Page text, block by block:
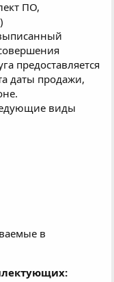
ПО,
предоставляется
даты продажи,
виды
в